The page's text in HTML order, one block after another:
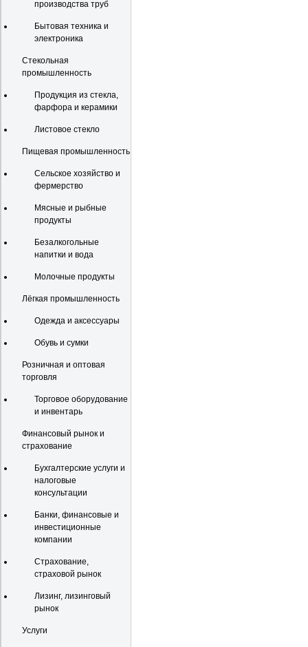
производства труб
Бытовая техника и
электроника
Стекольная
промышленность
Продукция из стекла,
фарфора и керамики
Листовое стекло
Пищевая промышленность
Сельское хозяйство и
фермерство
Мясные и рыбные
продукты
Безалкогольные
напитки и вода
Молочные продукты
Лёгкая промышленность
Одежда и аксессуары
Обувь и сумки
Розничная и оптовая
торговля
Торговое оборудование
и инвентарь
Финансовый рынок и
страхование
Бухгалтерские услуги и
налоговые
консультации
Банки, финансовые и
инвестиционные
компании
Страхование,
страховой рынок
Лизинг, лизинговый
рынок
Услуги